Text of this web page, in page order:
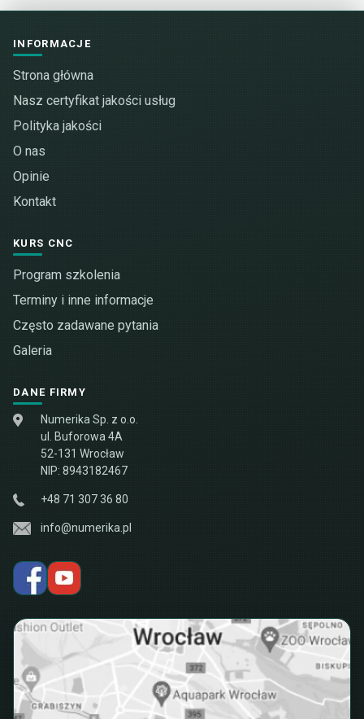
INFORMACJE
Strona główna
Nasz certyfikat jakości usług
Polityka jakości
O nas
Opinie
Kontakt
KURS CNC
Program szkolenia
Terminy i inne informacje
Często zadawane pytania
Galeria
DANE FIRMY
Numerika Sp. z o.o.
ul. Buforowa 4A
52-131 Wrocław
NIP: 8943182467
+48 71 307 36 80
info@numerika.pl